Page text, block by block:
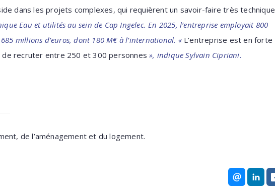
dans les projets complexes, qui requièrent un savoir-faire très technique
Eau et utilités au sein de Cap Ingelec. En 2025, l’entreprise employait 800
millions d’euros, dont 180 M€ à l’international. « L’entreprise est en forte
de recruter entre 250 et 300 personnes », indique Sylvain Cipriani.
de l’aménagement et du logement.